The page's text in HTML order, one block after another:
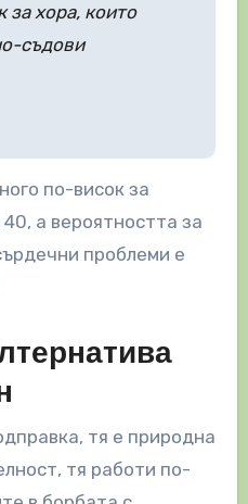
за хора, които
съдови
по-висок за
а вероятността за
проблеми е
тя е природна
тя работи по-